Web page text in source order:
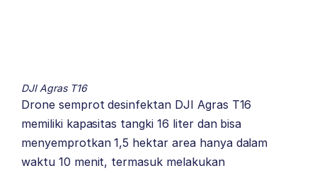
DJI Agras T16
Drone semprot desinfektan DJI Agras T16
memiliki kapasitas tangki 16 liter dan bisa
menyemprotkan 1,5 hektar area hanya dalam
waktu 10 menit, termasuk melakukan